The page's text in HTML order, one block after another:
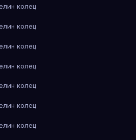
колец
колец
колец
колец
колец
колец
колец